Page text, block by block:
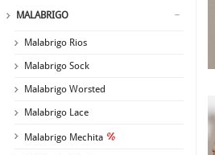
MALABRIGO
Malabrigo Rios
Malabrigo Sock
Malabrigo Worsted
Malabrigo Lace
Malabrigo Mechita